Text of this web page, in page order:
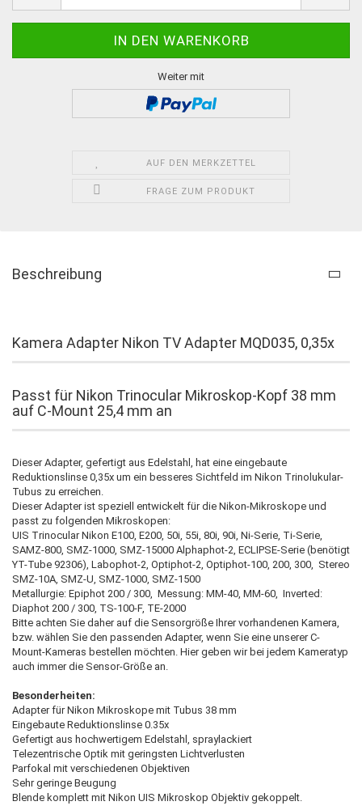
Weiter mit
AUF DEN MERKZETTEL
FRAGE ZUM PRODUKT
Beschreibung
Kamera Adapter Nikon TV Adapter MQD035, 0,35x
Passt für Nikon Trinocular Mikroskop-Kopf 38 mm
auf C-Mount 25,4 mm an
Dieser Adapter, gefertigt aus Edelstahl, hat eine eingebaute
Reduktionslinse 0,35x um ein besseres Sichtfeld im Nikon Trinolukular-
Tubus zu erreichen.
Dieser Adapter ist speziell entwickelt für die Nikon-Mikroskope und
passt zu folgenden Mikroskopen:
UIS Trinocular Nikon E100, E200, 50i, 55i, 80i, 90i, Ni-Serie, Ti-Serie,
SAMZ-800, SMZ-1000, SMZ-15000 Alphaphot-2, ECLIPSE-Serie (benötigt
YT-Tube 92306), Labophot-2, Optiphot-2, Optiphot-100, 200, 300, Stereo
SMZ-10A, SMZ-U, SMZ-1000, SMZ-1500
Metallurgie: Epiphot 200 / 300, Messung: MM-40, MM-60, Inverted:
Diaphot 200 / 300, TS-100-F, TE-2000
Bitte achten Sie daher auf die Sensorgröße Ihrer vorhandenen Kamera,
bzw. wählen Sie den passenden Adapter, wenn Sie eine unserer C-
Mount-Kameras bestellen möchten. Hier geben wir bei jedem Kameratyp
auch immer die Sensor-Größe an.
Besonderheiten:
Adapter für Nikon Mikroskope mit Tubus 38 mm
Eingebaute Reduktionslinse 0.35x
Gefertigt aus hochwertigem Edelstahl, spraylackiert
Telezentrische Optik mit geringsten Lichtverlusten
Parfokal mit verschiedenen Objektiven
Sehr geringe Beugung
Blende komplett mit Nikon UIS Mikroskop Objektiv gekoppelt.